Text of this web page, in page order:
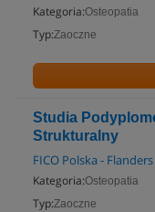
Kategoria:Osteopatia
Typ:Zaoczne
Studia
Strukturalny
FICO Polska -
Kategoria:Osteopatia
Typ:Zaoczne